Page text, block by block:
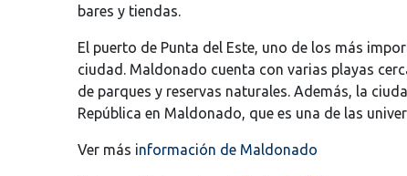
bares y tiendas.
El puerto de Punta del Este, uno de los más
ciudad. Maldonado cuenta con varias playas
de parques y reservas naturales. Además, la
República en Maldonado, que es una de las
Ver más información de Maldonado